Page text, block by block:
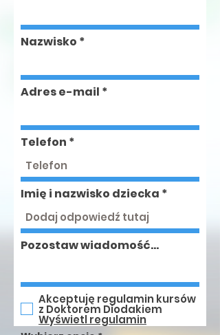
Nazwisko
Adres e-mail
Telefon
Imię i nazwisko dziecka
Pozostaw wiadomość...
Akceptuję regulamin kursów
z Doktorem Diodakiem
Wyświetl regulamin